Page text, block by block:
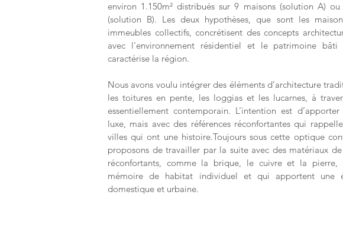
environ 1.150m² distribués sur 9 maisons (solution A)
(solution B). Les deux hypothèses, que sont les
immeubles collectifs, concrétisent des concepts
avec l'environnement résidentiel et le patrimoine bâti
caractérise la région.
Nous avons voulu intégrer des éléments d’architecture
les toitures en pente, les loggias et les lucarnes, à
essentiellement contemporain. L’intention est
luxe, mais avec des références réconfortantes qui
villes qui ont une histoire.Toujours sous cette optique
proposons de travailler par la suite avec des matériaux
réconfortants, comme la brique, le cuivre et la pierre,
mémoire de habitat individuel et qui apportent une
domestique et urbaine.